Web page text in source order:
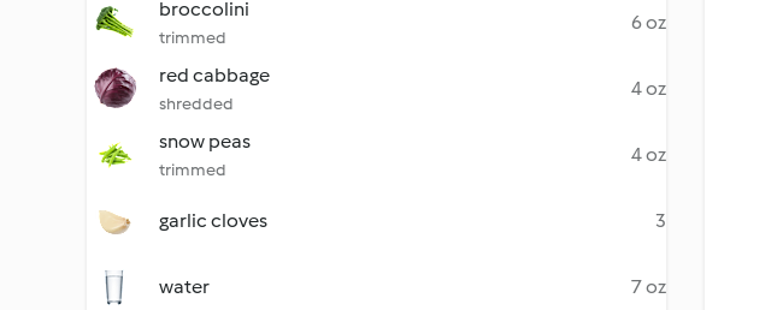
broccolini
trimmed
6 oz
red cabbage
shredded
4 oz
snow peas
trimmed
4 oz
garlic cloves 3
water 7 oz